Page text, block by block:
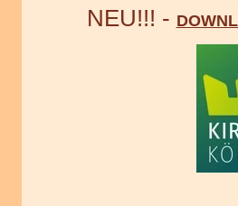
NEU!!! -